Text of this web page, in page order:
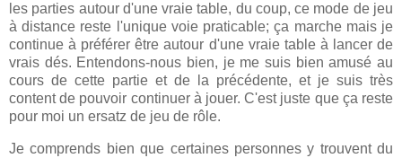
les parties autour d'une vraie table, du coup, ce mode de jeu
à distance reste l'unique voie praticable; ça marche mais je
continue à préférer être autour d'une vraie table à lancer de
vrais dés. Entendons-nous bien, je me suis bien amusé au
cours de cette partie et de la précédente, et je suis très
content de pouvoir continuer à jouer. C'est juste que ça reste
pour moi un ersatz de jeu de rôle.
Je comprends bien que certaines personnes y trouvent du